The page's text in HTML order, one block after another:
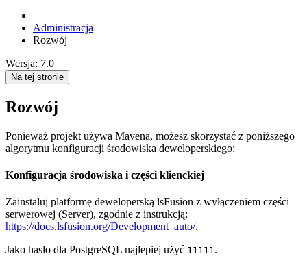
Administracja
Rozwój
Wersja: 7.0
Na tej stronie
Rozwój
Ponieważ projekt używa Mavena, możesz skorzystać z poniższego
algorytmu konfiguracji środowiska deweloperskiego:
Konfiguracja środowiska i części klienckiej
Zainstaluj platformę deweloperską lsFusion z wyłączeniem części
serwerowej (Server), zgodnie z instrukcją:
https://docs.lsfusion.org/Development_auto/.
Jako hasło dla PostgreSQL najlepiej użyć 11111.